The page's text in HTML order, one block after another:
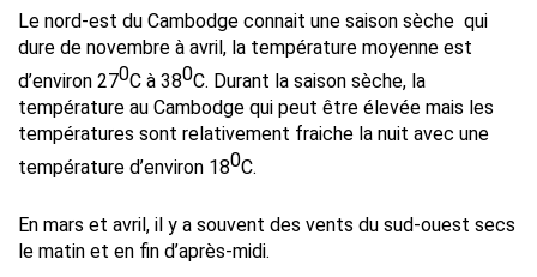
Le nord-est du Cambodge connait une saison sèche qui
dure de novembre à avril, la température moyenne est
d’environ 270C à 380C. Durant la saison sèche, la
température au Cambodge qui peut être élevée mais les
températures sont relativement fraiche la nuit avec une
température d’environ 180C.
En mars et avril, il y a souvent des vents du sud-ouest secs
le matin et en fin d’après-midi.